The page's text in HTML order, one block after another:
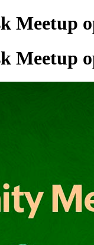
Meetup
Meetup